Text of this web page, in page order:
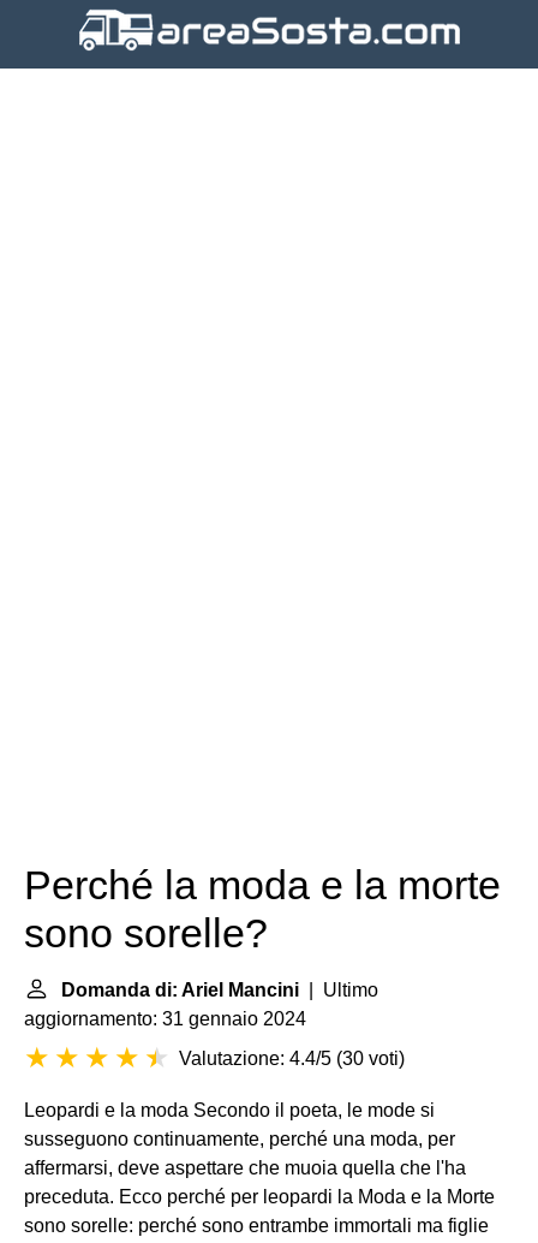
Perché la moda e la morte
sono sorelle?
Domanda di: Ariel Mancini | Ultimo
aggiornamento: 31 gennaio 2024
Valutazione: 4.4/5 (30 voti)
Leopardi e la moda Secondo il poeta, le mode si
susseguono continuamente, perché una moda, per
affermarsi, deve aspettare che muoia quella che l'ha
preceduta. Ecco perché per leopardi la Moda e la Morte
sono sorelle: perché sono entrambe immortali ma figlie